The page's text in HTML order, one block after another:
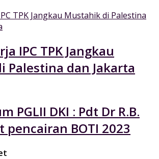
IPC TPK Jangkau
Palestina dan Jakarta
PGLII DKI : Pdt Dr R.B.
pencairan BOTI 2023